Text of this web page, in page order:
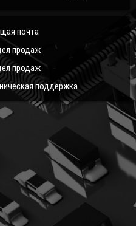
почта
продаж
продаж
поддержка